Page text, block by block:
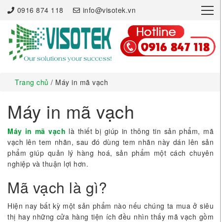
0916 874 118 info@visotek.vn ×
Trang chủ / Máy in mã vạch
Máy in mã vạch
Máy in mã vạch là thiết bị giúp in thông tin sản phẩm, mã
vạch lên tem nhãn, sau đó dùng tem nhãn này dán lên sản
phẩm giúp quản lý hàng hoá, sản phẩm một cách chuyên
nghiệp và thuận lợi hơn.
Mã vạch là gì?
Hiện nay bất kỳ một sản phẩm nào nếu chúng ta mua ở siêu
thị hay những cửa hàng tiện ích đều nhìn thấy mã vạch gồm